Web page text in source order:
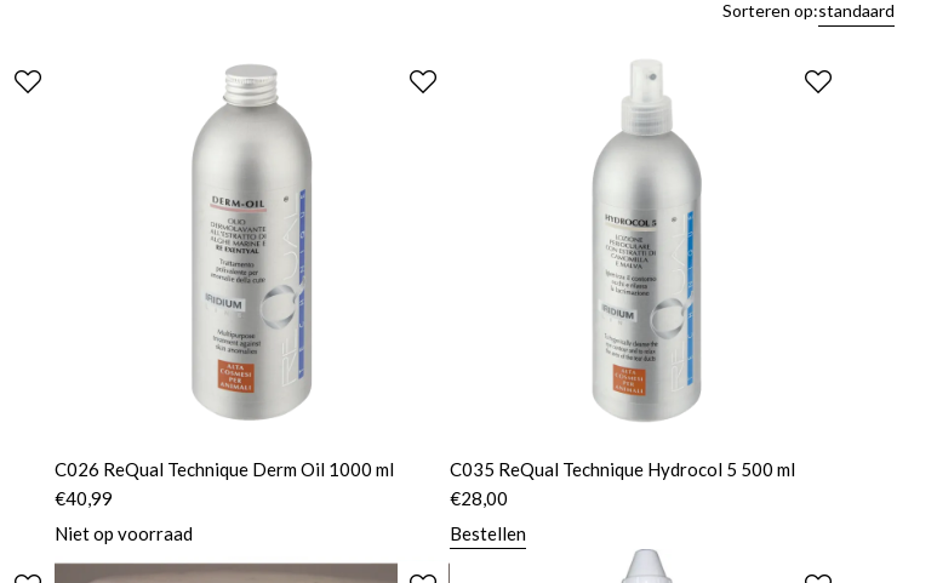
Sorteren op:standaard
C026 ReQual Technique Derm Oil 1000 ml
€40,99
Niet op voorraad
C035 ReQual Technique Hydrocol 5 500 ml
€28,00
Bestellen